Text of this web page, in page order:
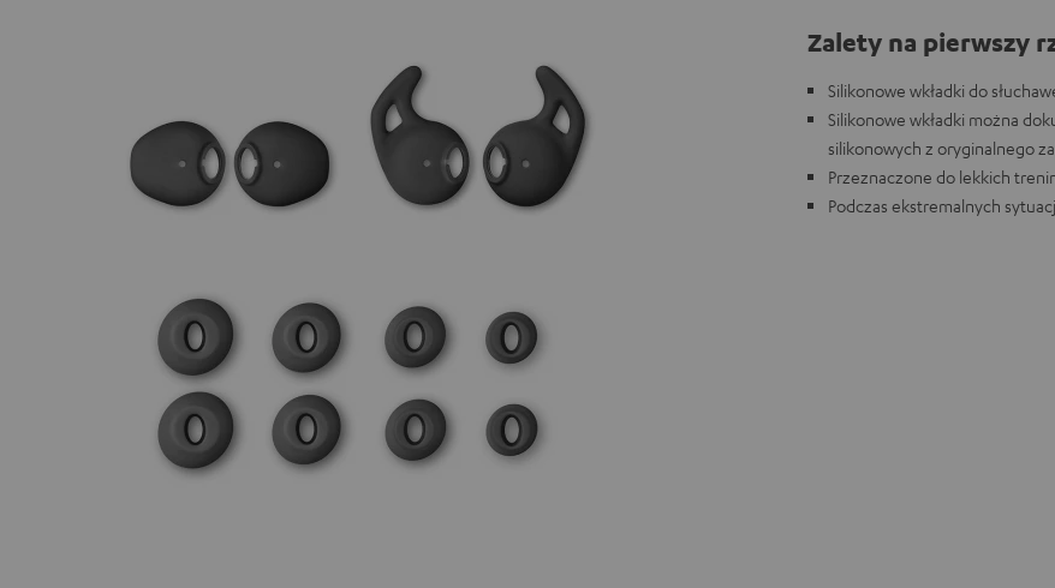
Zalety na pierwszy
Silikonowe wkładki do
Silikonowe wkładki można
silikonowych z oryginalnego
Przeznaczone do lekkich
Podczas ekstremalnych